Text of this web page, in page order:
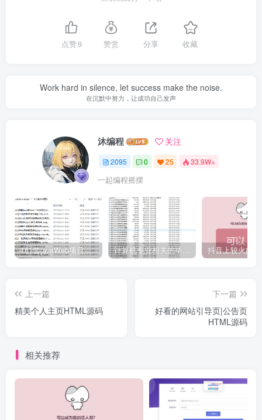
点赞9 赞赏 分享 收藏
Work hard in silence, let success make the noise.
在沉默中努力，让成功自己发声
沐编程 关注
2095 0 25 33.9W+
一起编程摇摆
161套javaWeb项目源码免费分享 计算机专业相关的毕业设计论文合集免费下载
上一篇
精美个人主页HTML源码
下一篇
好看的网站引导页|公告页
HTML源码
相关推荐